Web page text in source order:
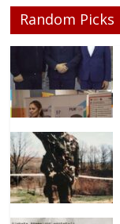
Random Picks